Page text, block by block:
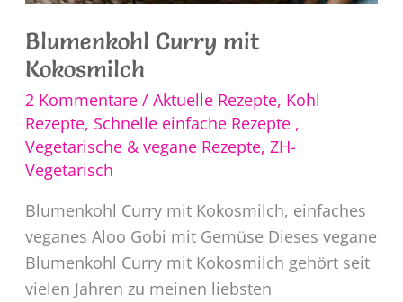
Blumenkohl Curry mit
Kokosmilch
2 Kommentare / Aktuelle Rezepte, Kohl
Rezepte, Schnelle einfache Rezepte ,
Vegetarische & vegane Rezepte, ZH-
Vegetarisch
Blumenkohl Curry mit Kokosmilch, einfaches
veganes Aloo Gobi mit Gemüse Dieses vegane
Blumenkohl Curry mit Kokosmilch gehört seit
vielen Jahren zu meinen liebsten